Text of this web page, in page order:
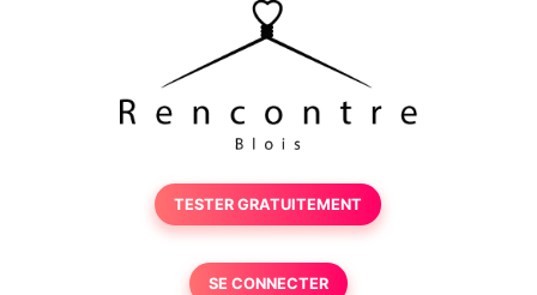
TESTER GRATUITEMENT
SE CONNECTER